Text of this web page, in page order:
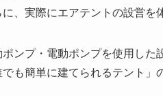
に、実際にエアテントの設営を
ポンプ・電動ポンプを使用した
でも簡単に建てられるテント」